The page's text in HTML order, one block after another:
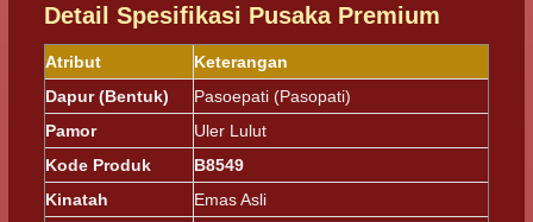
Detail Spesifikasi Pusaka Premium
Atribut
Keterangan
Dapur (Bentuk)
Pasoepati (Pasopati)
Pamor
Uler Lulut
Kode Produk
B8549
Kinatah
Emas Asli